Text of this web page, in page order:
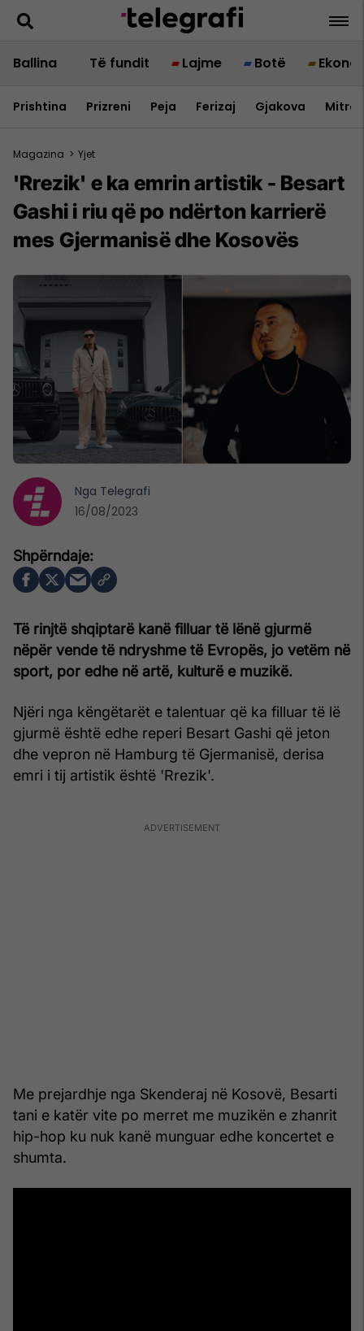
Ballina Të fundit Lajme Botë
Prishtina Prizreni Peja Ferizaj Gjakova
Magazina > Yjet
'Rrezik' e ka emrin artistik - Besart
Gashi i riu që po ndërton karrierë
mes Gjermanisë dhe Kosovës
Të rinjtë shqiptarë kanë filluar të lënë gjurmë
nëpër vende të ndryshme të Evropës, jo vetëm në
sport, por edhe në artë, kulturë e muzikë.
Njëri nga këngëtarët e talentuar që ka filluar të lë
gjurmë është edhe reperi Besart Gashi që jeton
dhe vepron në Hamburg të Gjermanisë, derisa
emri i tij artistik është 'Rrezik'.
Me prejardhje nga Skenderaj në Kosovë, Besarti
tani e katër vite po merret me muzikën e zhanrit
hip-hop ku nuk kanë munguar edhe koncertet e
shumta.
Nga Telegrafi
16/08/2023